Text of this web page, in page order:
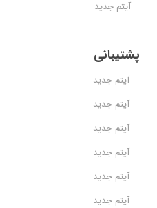
آیتم جدید
پشتیبانی
آیتم جدید
آیتم جدید
آیتم جدید
آیتم جدید
آیتم جدید
آیتم جدید